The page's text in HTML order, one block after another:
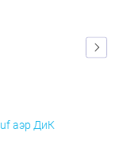
аэр ДиК